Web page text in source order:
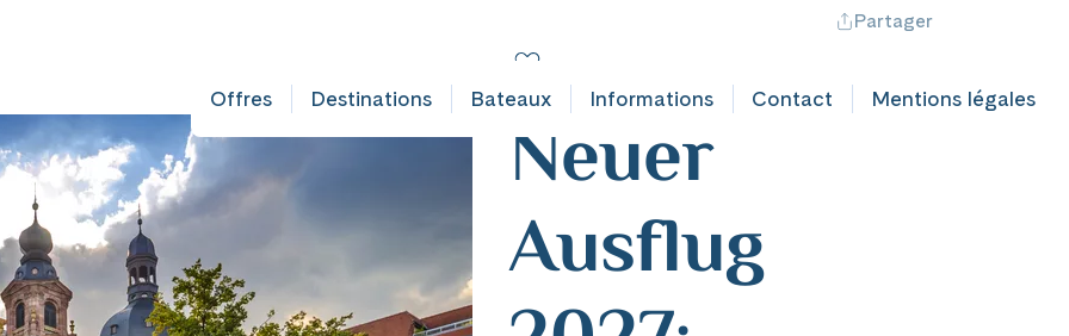
Offres Destinations Bateaux Informations Contact Mentions légales
Partager
Deutschland
Neuer
Ausflug